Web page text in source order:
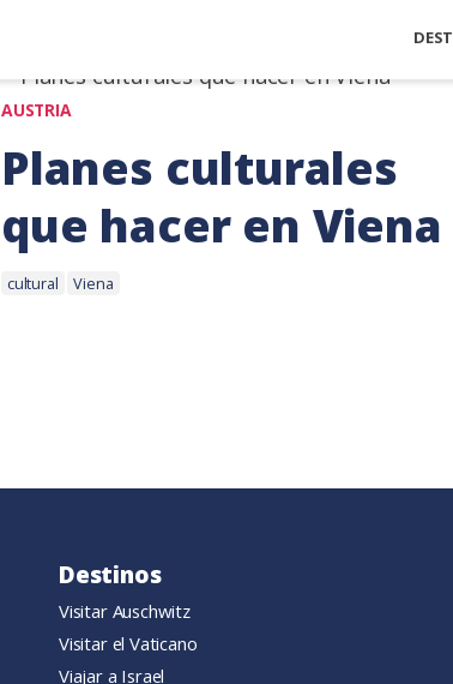
AUSTRIA
Planes culturales
que hacer en Viena
10
Etiquetas:
cultural Viena
Destinos
Visitar Auschwitz
Visitar el Vaticano
Viajar a Israel